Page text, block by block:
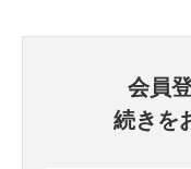
会員
続きを